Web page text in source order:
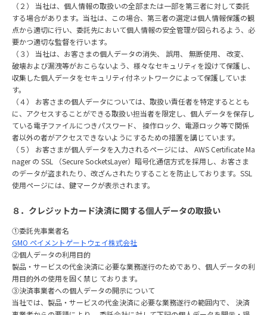
（２） 当社は、個⼈情報の取扱いの全部または⼀部を第三者に対して委託
する場合があります。当社は、この場合、第三者の選定は個⼈情報保護の観
点から適切に⾏い、委託先において個⼈情報の安全管理が図られるよう、必
要かつ適切な監督を⾏います。
（３） 当社は、お客さまの個⼈データの消失、 誤⽤、 無断使⽤、 改変、
破壊および漏洩等がおこらないよう、様々なセキュリティを設けて保護し、
収集した個⼈データをセキュリティ付ネットワークによって保護していま
す。
（４） お客さまの個⼈データについては、取扱い責任者を特定するととも
に、アクセスすることができる取扱い担当者を限定し、個⼈データを保存し
ている電⼦ファイルにつきパスワード、 操作ロック、電源ロック等で関係
者以外の者がアクセスできないようにするための措置を講じています。
（５） お客さまが個⼈データを⼊⼒されるページには、 AWS Certificate Ma
nager の SSL （Secure SocketsLayer）暗号化通信⽅式を採⽤し、お客さま
のデータが盗まれたり、改ざんされたりすることを防⽌しております。SSL
使⽤ページには、鍵マークが表⽰されます。
８．クレジットカード決済に関する個⼈データの取扱い
①委託先事業者名
GMO ペイメントゲートウェイ株式会社
②個⼈データの利⽤⽬的
製品・サービスの代⾦決済に必要な業務遂⾏のためであり、個⼈データの利
⽤⽬的外の使⽤を固く禁じ ております。
③決済事業者への個⼈データの開⽰について
当社では、製品・サービスの代⾦決済に必要な業務遂⾏の範囲内で、 決済